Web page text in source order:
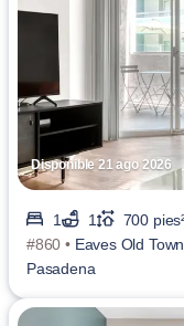
Disponible 21 ago 2026
1 1
700
#860 • Eaves Old
Pasadena